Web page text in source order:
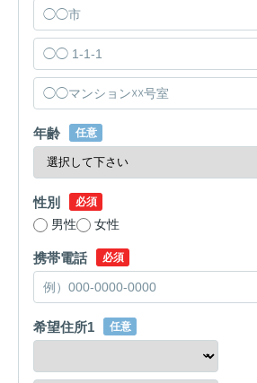
年齢 任意
性別 必須
男性 女性
携帯電話 必須
希望住所1 任意